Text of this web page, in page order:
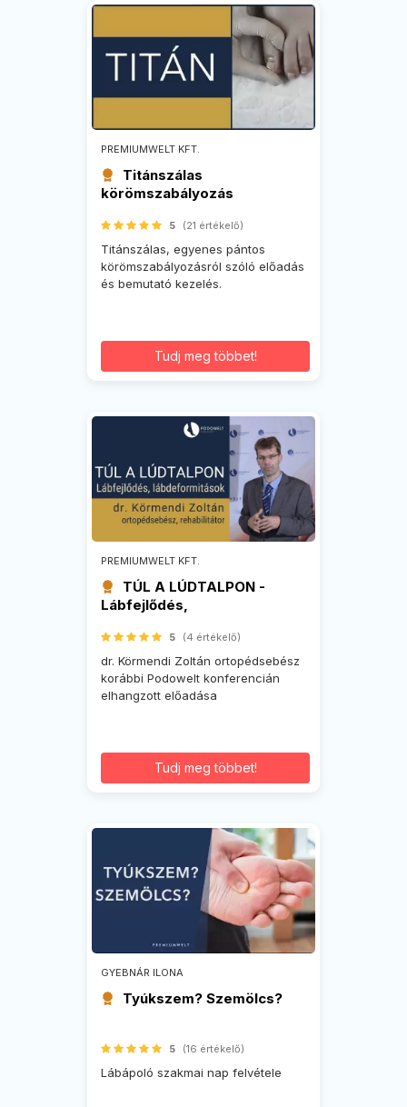
PREMIUMWELT KFT.
Titánszálas
körömszabályozás
5 (21 értékelő)
Titánszálas, egyenes pántos
körömszabályozásról szóló előadás
és bemutató kezelés.
Tudj meg többet!
PREMIUMWELT KFT.
TÚL A LÚDTALPON -
Lábfejlődés,
5 (4 értékelő)
dr. Körmendi Zoltán ortopédsebész
korábbi Podowelt konferencián
elhangzott előadása
Tudj meg többet!
GYEBNÁR ILONA
Tyúkszem? Szemölcs?
5 (16 értékelő)
Lábápoló szakmai nap felvétele